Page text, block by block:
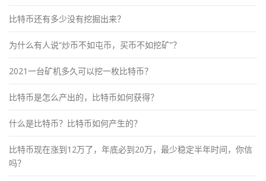
比特币还有多少没有挖掘出来？
为什么有人说“炒币不如屯币，买币不如挖矿”？
2021一台矿机多久可以挖一枚比特币？
比特币是怎么产出的，比特币如何获得？
什么是比特币？比特币如何产生的？
比特币现在涨到12万了，年底必到20万，最少稳定半年时间，你信
吗？